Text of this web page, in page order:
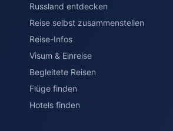
Russland entdecken
Reise selbst zusammenstellen
Reise-Infos
Visum & Einreise
Begleitete Reisen
Flüge finden
Hotels finden